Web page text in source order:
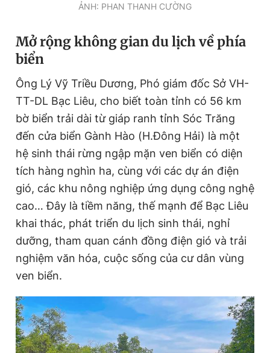
ẢNH: PHAN THANH CƯỜNG
Mở rộng không gian du lịch về phía
biển
Ông Lý Vỹ Triều Dương, Phó giám đốc Sở VH-
TT-DL Bạc Liêu, cho biết toàn tỉnh có 56 km
bờ biển trải dài từ giáp ranh tỉnh Sóc Trăng
đến cửa biển Gành Hào (H.Đông Hải) là một
hệ sinh thái rừng ngập mặn ven biển có diện
tích hàng nghìn ha, cùng với các dự án điện
gió, các khu nông nghiệp ứng dụng công nghệ
cao… Đây là tiềm năng, thế mạnh để Bạc Liêu
khai thác, phát triển du lịch sinh thái, nghỉ
dưỡng, tham quan cánh đồng điện gió và trải
nghiệm văn hóa, cuộc sống của cư dân vùng
ven biển.